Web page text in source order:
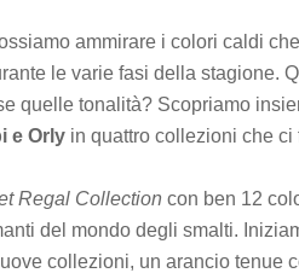
ammirare i colori caldi
le varie fasi della stagione.
quelle tonalità? Scopriamo
e Orly in quattro collezioni che
Regal Collection con ben 12
del mondo degli smalti.
collezioni, un arancio tenue